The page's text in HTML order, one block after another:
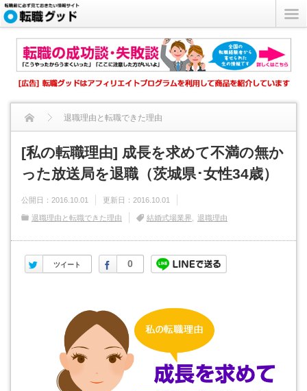
退職理由と転職できた理由
[私の転職理由] 成長を求めて不満の無かった放送局を退職（茨...
[私の転職理由] 成長を求めて不満の無か
った放送局を退職（茨城県･女性34歳）
公開日： 2016.10.01 更新日： 2016.10.01
退職理由と転職できた理由 結婚式場業界 退職理由
ツイート
Twitter 0
Facebook